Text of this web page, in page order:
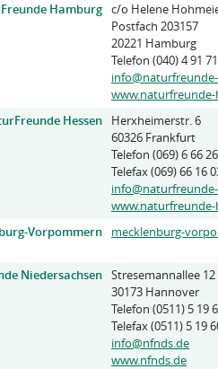
Hamburg c/o Helene
Postfach 203157
20221 Hamburg
Telefon (040) 4 91
Hessen
Herxheimerstr. 6
60326 Frankfurt
Telefon (069) 6 66
Telefax (069) 66 16
www.naturfreunde-
Vorpommern
mecklenburg-
Niedersachsen Stresemannallee 12
30173 Hannover
Telefon (0511) 5 19
Telefax (0511) 5 19
info@nfnds.de
www.nfnds.de